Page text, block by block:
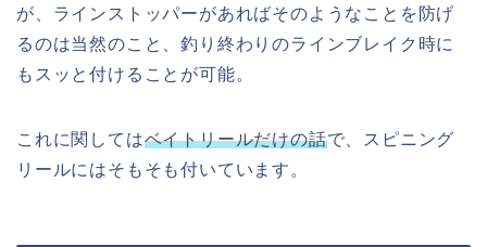
が、ラインストッパーがあればそのようなことを防げ
るのは当然のこと、釣り終わりのラインブレイク時に
もスッと付けることが可能。
これに関してはベイトリールだけの話で、スピニング
リールにはそもそも付いています。